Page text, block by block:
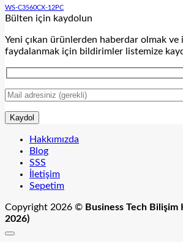
WS-C3560CX-12PC
Bülten için kaydolun
Yeni çıkan ürünlerden haberdar olmak
faydalanmak için bildirimler listemize
Hakkımızda
Blog
SSS
İletişim
Sepetim
Copyright 2026 © Business Tech
2026)